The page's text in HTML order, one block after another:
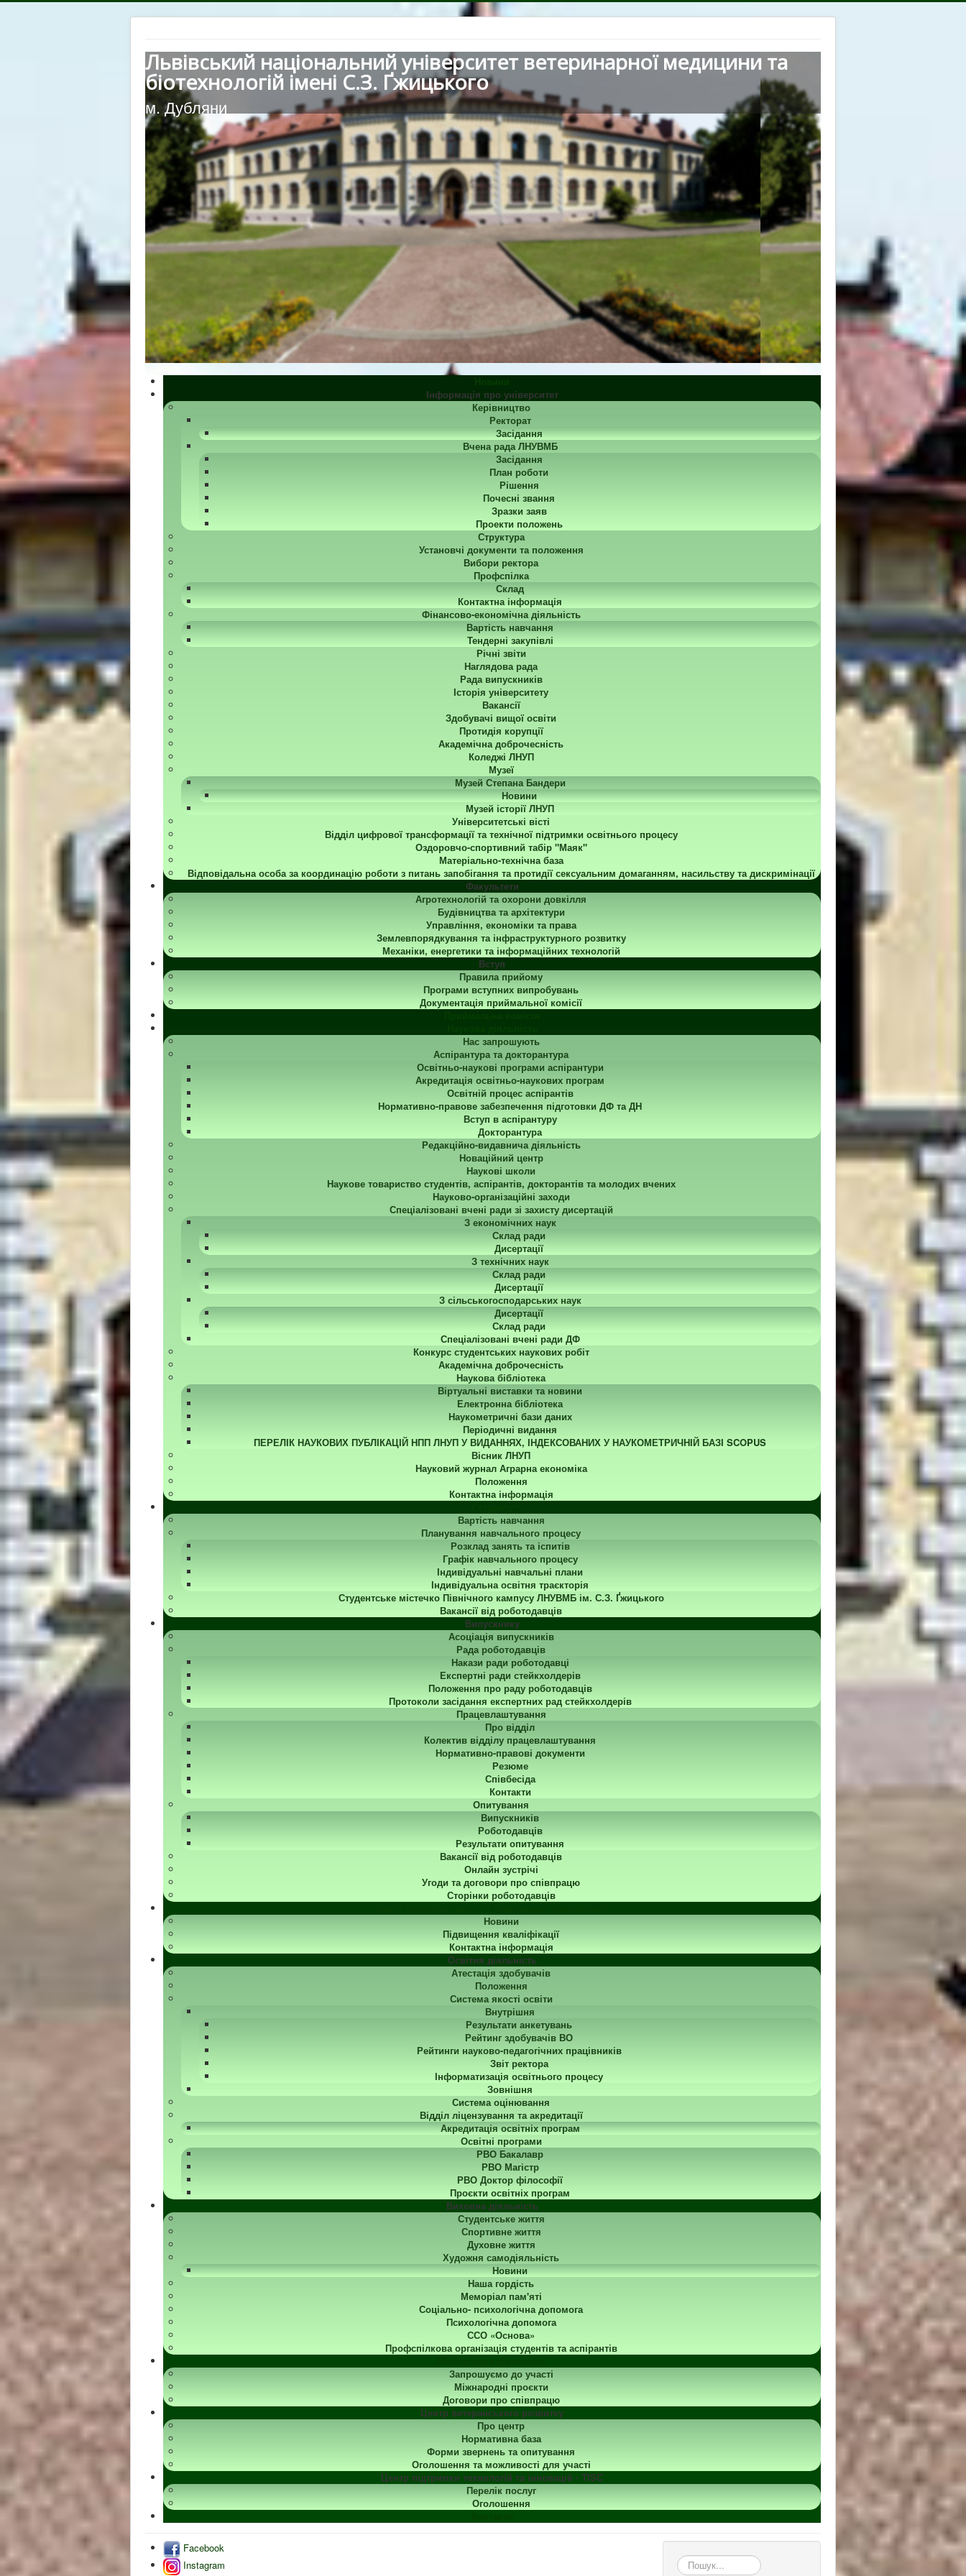
Львівський національний університет ветеринарної медицини та
біотехнологій імені С.З. Ґжицького
м. Дубляни
Інформація про університет
Керівництво
Ректорат
Засідання
Вчена рада ЛНУВМБ
Засідання
План роботи
Рішення
Почесні звання
Зразки заяв
Проекти положень
Структура
Установчі документи та положення
Вибори ректора
Профспілка
Склад
Контактна інформація
Фінансово-економічна діяльність
Вартість навчання
Тендерні закупівлі
Річні звіти
Наглядова рада
Рада випускників
Історія університету
Вакансії
Здобувачі вищої освіти
Протидія корупції
Академічна доброчесність
Коледжі ЛНУП
Музеї
Музей Степана Бандери
Новини
Музей історії ЛНУП
Університетські вісті
Відділ цифрової трансформації та технічної підтримки освітнього процесу
Оздоровчо-спортивний табір "Маяк"
Матеріально-технічна база
Відповідальна особа за координацію роботи з питань запобігання та протидії сексуальним домаганням, насильству та дискримінації
Факультети
Агротехнологій та охорони довкілля
Будівництва та архітектури
Управління, економіки та права
Землевпорядкування та інфраструктурного розвитку
Механіки, енергетики та інформаційних технологій
Вступ
Правила прийому
Програми вступних випробувань
Документація приймальної комісії
Нас запрошують
Аспірантура та докторантура
Освітньо-наукові програми аспірантури
Акредитація освітньо-наукових програм
Освітній процес аспірантів
Нормативно-правове забезпечення підготовки ДФ та ДН
Вступ в аспірантуру
Докторантура
Редакційно-видавнича діяльність
Новаційний центр
Наукові школи
Наукове товариство студентів, аспірантів, докторантів та молодих вчених
Науково-організаційні заходи
Спеціалізовані вчені ради зі захисту дисертацій
З економічних наук
Склад ради
Дисертації
З технічних наук
Склад ради
Дисертації
З сільськогосподарських наук
Дисертації
Склад ради
Спеціалізовані вчені ради ДФ
Конкурс студентських наукових робіт
Академічна доброчесність
Наукова бібліотека
Віртуальні виставки та новини
Електронна бібліотека
Наукометричні бази даних
Періодичні видання
ПЕРЕЛІК НАУКОВИХ ПУБЛІКАЦІЙ НПП ЛНУП У ВИДАННЯХ, ІНДЕКСОВАНИХ У НАУКОМЕТРИЧНІЙ БАЗІ SCOPUS
Вісник ЛНУП
Науковий журнал Аграрна економіка
Положення
Контактна інформація
Вартість навчання
Планування навчального процесу
Розклад занять та іспитів
Графік навчального процесу
Індивідуальні навчальні плани
Індивідуальна освітня траєкторія
Студентське містечко Північного кампусу ЛНУВМБ ім. С.З. Ґжицького
Вакансії від роботодавців
Випускнику
Асоціація випускників
Рада роботодавців
Накази ради роботодавці
Експертні ради стейкхолдерів
Положення про раду роботодавців
Протоколи засідання експертних рад стейкхолдерів
Працевлаштування
Про відділ
Колектив відділу працевлаштування
Нормативно-правові документи
Резюме
Співбесіда
Контакти
Опитування
Випускників
Роботодавців
Результати опитування
Вакансії від роботодавців
Онлайн зустрічі
Угоди та договори про співпрацю
Сторінки роботодавців
Новини
Підвищення кваліфікації
Контактна інформація
Освітня діяльність
Атестація здобувачів
Положення
Система якості освіти
Внутрішня
Результати анкетувань
Рейтинг здобувачів ВО
Рейтинги науково-педагогічних працівників
Звіт ректора
Інформатизація освітнього процесу
Зовнішня
Система оцінювання
Відділ ліцензування та акредитації
Акредитація освітніх програм
Освітні програми
РВО Бакалавр
РВО Магістр
РВО Доктор філософії
Проєкти освітніх програм
Виховна діяльність
Студентське життя
Спортивне життя
Духовне життя
Художня самодіяльність
Новини
Наша гордість
Меморіал пам'яті
Соціально- психологічна допомога
Психологічна допомога
ССО «Основа»
Профспілкова організація студентів та аспірантів
Запрошуємо до участі
Міжнародні проєкти
Договори про співпрацю
Центр ветеранського розвитку
Про центр
Нормативна база
Форми звернень та опитування
Оголошення та можливості для участі
Центр підтримки технологій та інновацій - TISC
Перелік послуг
Оголошення
Facebook
Instagram
пошук